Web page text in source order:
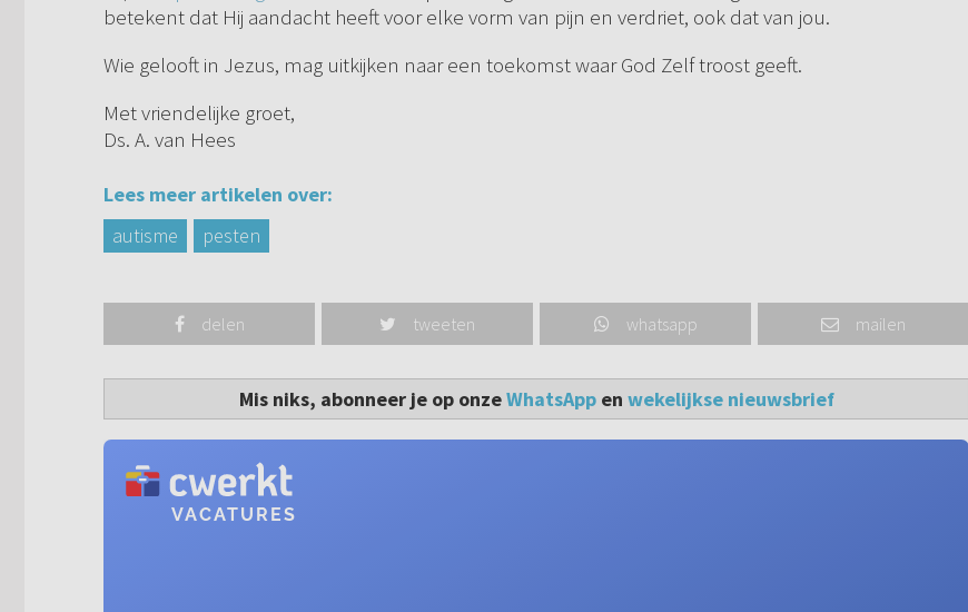
betekent dat Hij aandacht heeft voor elke vorm van pijn en verdriet, ook dat van jou.
Wie gelooft in Jezus, mag uitkijken naar een toekomst waar God Zelf troost geeft.
Met vriendelijke groet,
Ds. A. van Hees
Lees meer artikelen over:
autisme
pesten
delen tweeten whatsapp mailen
Mis niks, abonneer je op onzeWhatsAppen wekelijkse nieuwsbrief